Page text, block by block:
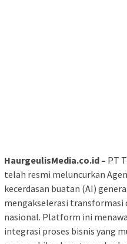
HaurgeulisMedia.co.id – PT
telah resmi meluncurkan
kecerdasan buatan (AI)
mengakselerasi
nasional. Platform ini
integrasi proses bisnis yang